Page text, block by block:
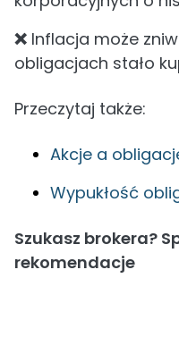
❌ Inflacja może
obligacjach stało
Przeczytaj także:
Akcje a
Wypukłość
Szukasz brokera?
rekomendacje